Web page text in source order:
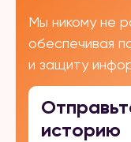
Мы никому не
обеспечивая
и защиту
историю